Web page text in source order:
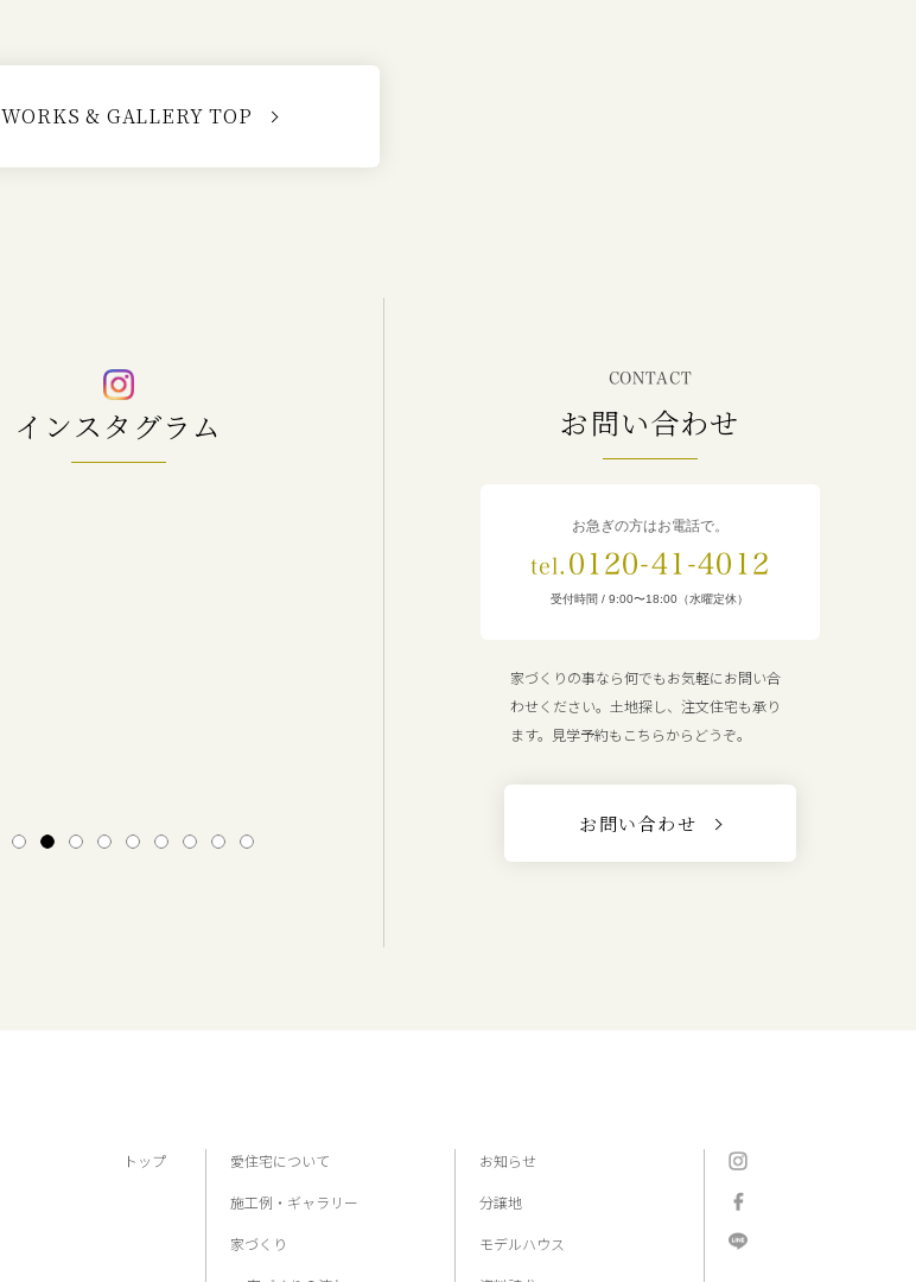
WORKS & GALLERY TOP
インスタグラム
2 3 4 5 6 7 8 9 10
CONTACT
お問い合わせ
お急ぎの方はお電話で。
tel. 0120-41-4012
受付時間 / 9:00〜18:00（水曜定休）
家づくりの事なら何でもお気軽にお問い合
わせください。土地探し、注文住宅も承り
ます。見学予約もこちらからどうぞ。
お問い合わせ
トップ 愛住宅について
施工例・ギャラリー
家づくり
お知らせ
分譲地
モデルハウス